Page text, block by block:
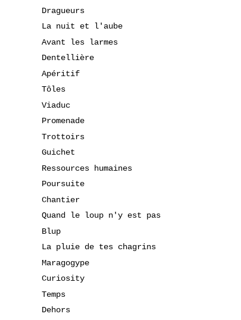
Dragueurs
La nuit et l'aube
Avant les larmes
Dentellière
Apéritif
Tôles
Viaduc
Promenade
Trottoirs
Guichet
Ressources humaines
Poursuite
Chantier
Quand le loup n'y est pas
Blup
La pluie de tes chagrins
Maragogype
Curiosity
Temps
Dehors